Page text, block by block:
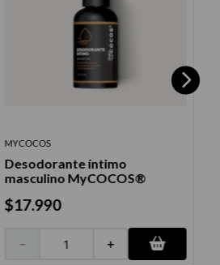
MYCOCOS
Desodorante íntimo
masculino MyCOCOS®
$17.990
＋
－